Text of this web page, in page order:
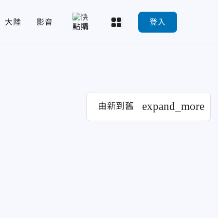
大陸 影音 登入
由新到舊 expand_more